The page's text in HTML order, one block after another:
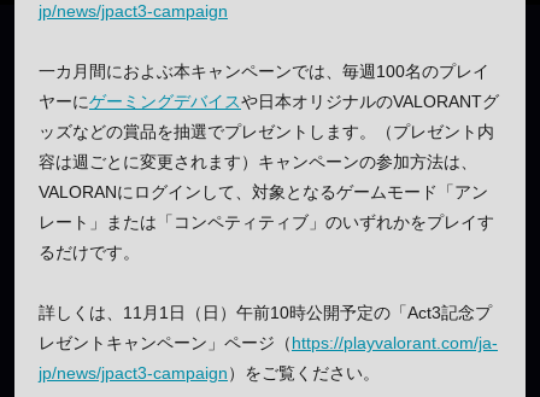
jp/news/jpact3-campaign
一カ月間におよぶ本キャンペーンでは、毎週100名のプレイ
ヤーにゲーミングデバイスや日本オリジナルのVALORANTグ
ッズなどの賞品を抽選でプレゼントします。（プレゼント内
容は週ごとに変更されます）キャンペーンの参加方法は、
VALORANにログインして、対象となるゲームモード「アン
レート」または「コンペティティブ」のいずれかをプレイす
るだけです。
詳しくは、11月1日（日）午前10時公開予定の「Act3記念プ
レゼントキャンペーン」ページ（https://playvalorant.com/ja-
jp/news/jpact3-campaign）をご覧ください。